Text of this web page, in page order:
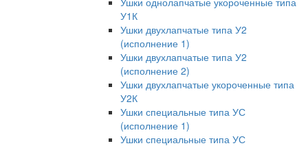
У1К
Ушки двухлапчатые типа У2
(исполнение 1)
Ушки двухлапчатые типа У2
(исполнение 2)
Ушки двухлапчатые укороченные типа
У2К
Ушки специальные типа УС
(исполнение 1)
Ушки специальные типа УС